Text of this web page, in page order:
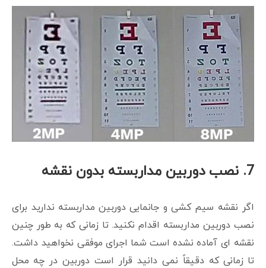
7. نصب دوربین مداربسته بدون نقشه
اگر نقشه سیم کشی و جانمایی دوربین مداربسته ندارید برای
نصب دوربین مداربسته اقدام نکنید. تا زمانی که به طور چنین
نقشه ای آماده نشده است شما اجرای موفقی نخواهید داشت.
تا زمانی که دقیقاً نمی دانید قرار است دوربین در چه محل